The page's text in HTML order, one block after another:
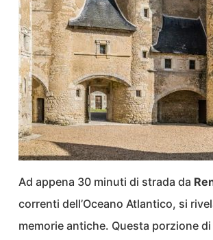
Ad appena 30 minuti di strada da
correnti dell’Oceano Atlantico, si
memorie antiche. Questa porzione